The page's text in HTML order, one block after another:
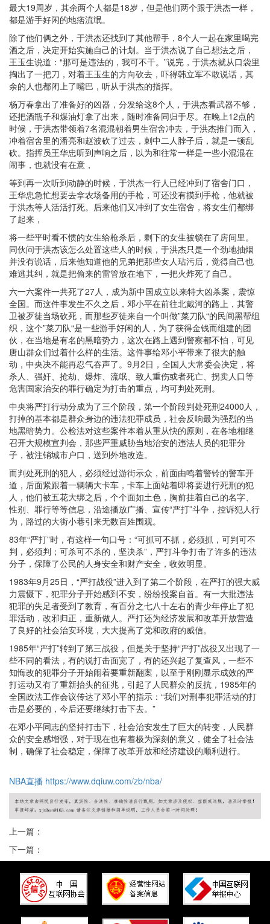
最大19周岁，其余两个人都是18岁，但是他们两个跟于洪杰一样，
都是游手好闲的地痞流氓。
除了他们俩之外，于洪杰还找到了其他帮手，8个人一起在家里喝完
酒之后，决定开始实施自己的计划。当于洪杰说了自己想法之后，
王玉生说道：“那可是违法的，我可不干。”说完，于洪杰就从口袋里
掏出了一把刀，对着王玉生的方向砍去，吓得韩立军不敢说话，其
余的人也都闭上了嘴巴，听从于洪杰的指挥。
杨万春拿出了准备好的凶器，分发给这8个人，于洪杰看武器不够，
还把酒瓶子和煤油灯拿了出来，随时准备同归于尽。在晚上12点的
时候，于洪杰带领着7名混混朝着男生宿舍冲去，于洪杰推门而入，
冲着宿舍里的潘亮和赵波砍了过去，刺中二人脖子后，就是一顿乱
砍。指挥员王华忠听到声响之后，以为和往常一样是一些小混混在
闹事，也就没有在意，
等到再一次听到动静的时候，于洪杰一行人已经冲到了宿舍门口，
王华忠急忙想要去拿农场备用的手枪，可还没有摸到手枪，他就被
于洪杰等人活活打死。后来他们又冲到了女生宿舍，将女生们都绑
了起来，
将一些平时看不惯的女生给枪杀后，剩下的女生被锁在了房间里。
同伙问于洪杰该怎么处置这些人的时候，于洪杰只是一个劲地抽烟
并没有说话，后来他知道他的兄弟把那些女人玷污后，觉得自己也
难逃其纠，就是把偷来的雷管放在地下，一把火炸死了自己。
六一六案件一共死了27人，成为新中国成立以来特大凶杀案，震惊
全国。而这件事发生不久之后，邓小平在前往北戴河的路上，其警
卫被歹徒当场砍死，而那些歹徒来自一个叫做”菜刀队“的民间黑帮组
织，这个”菜刀队“是一些游手好闲的人，为了获得金钱而组建的团
伙，在当地是有名的黑暗势力，这次在路上遇到警察都不怕，可见
唐山群众们过着什么样的生活。这件事给邓小平带来了很大的触
动，中央决不能再忍气吞声了。9月2日，全国人大常委会决定，将
杀人、强奸、抢劫、爆炸、流氓、致人重伤或者死亡、拐卖人口等
危害国家治安的罪行确定为打击的重点，均可判处死刑。
中央将严打行动分成为了三个阶段，第一个阶段判处死刑24000人，
打掉的基本都是群众身边的违法犯罪成员，社会反响最为强烈的当
地黑暗势力。公检法对这些案件本着从重从快的原则，在各地相继
召开大规模宣判会，那些严重威胁当地治安的违法人员的犯罪分
子，被注销城市户口，送到外地改造。
而判处死刑的犯人，必须经过游街示众，前面由鸣着警铃的警车开
道，后面紧跟着一辆辆大卡车，卡车上面站着即将要进行死刑的犯
人，他们被五花大绑之后，个个面如土色，胸前挂着自己的名字、
性别、罪行等等信息，沿途播放广播、宣传“严打”斗争，控诉犯人行
为，路过的大街小巷引来无数百姓围观。
83年“严打”时，有这样一句口号：“可抓可不抓，必须抓，可判可不
判，必须判；可杀可不杀的，坚决杀”，严打斗争打击了许多的违法
分子，保障了公民的人身安全和财产安全，收效明显。
1983年9月25日，“严打战役”进入到了第二个阶段，在严打的强大威
力震慑下，犯罪分子开始感到不安，纷纷投案自首。有一大批违法
犯罪的失足者受到了教育，有百分之七八十左右的青少年停止了犯
罪活动，改邪归正，重新做人。严打还为经济发展和改革开放营造
了良好的社会治安环境，大大提高了党和政府的威信。
1985年“严打”转到了第三战役，但是关于坚持“严打”战役又出现了一
些不同的看法，有的说打击面宽了，有的还兴起了复查风，一些不
知悔改的犯罪分子开始闹着要重新翻案，以至于刚刚显示成效的严
打运动又有了重新抬头的征兆，引起了人民群众的反抗，1985年的
全国政法工作会议传达了邓小平的指示：“我们对刑事犯罪活动的打
击是必要的，今后还要继续打击下去。”
在邓小平同志的坚持打击下，社会治安发生了巨大的转变，人民群
众的安全感增强，对于现在也有着极为深刻的意义，健全了社会法
制，确保了社会稳定，保障了改革开放和经济建设的顺利进行。
NBA直播 https://www.dqiuw.com/zb/nba/
上一篇：
下一篇：